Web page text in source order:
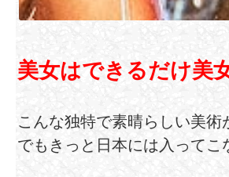
美女はできるだけ美
こんな独特で素晴らしい美
でもきっと日本には入ってこ